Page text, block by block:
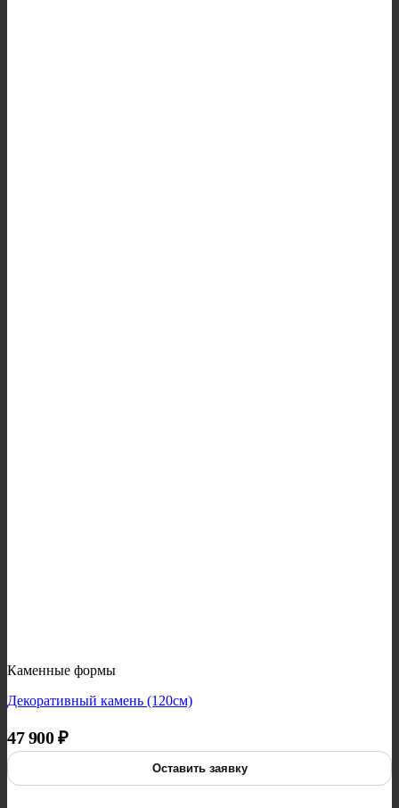
Каменные формы
Декоративный камень (120см)
47 900₽
Оставить заявку